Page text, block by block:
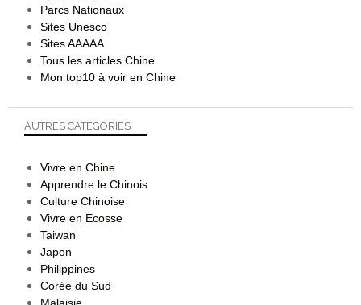
Parcs Nationaux
Sites Unesco
Sites AAAAA
Tous les articles Chine
Mon top10 à voir en Chine
AUTRES CATEGORIES
Vivre en Chine
Apprendre le Chinois
Culture Chinoise
Vivre en Ecosse
Taiwan
Japon
Philippines
Corée du Sud
Malaisie